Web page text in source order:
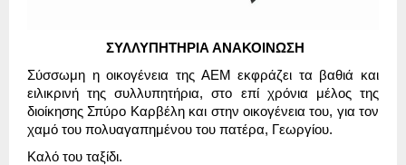
ΣΥΛΛΥΠΗΤΗΡΙΑ ΑΝΑΚΟΙΝΩΣΗ
Σύσσωμη η οικογένεια της ΑΕΜ εκφράζει τα βαθιά και
ειλικρινή της συλλυπητήρια, στο επί χρόνια μέλος της
διοίκησης Σπύρο Καρβέλη και στην οικογένεια του, για τον
χαμό του πολυαγαπημένου του πατέρα, Γεωργίου.
Καλό του ταξίδι.